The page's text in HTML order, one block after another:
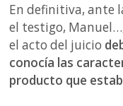
En definitiva, ante
el testigo,
el acto del juicio
conocía las
producto que